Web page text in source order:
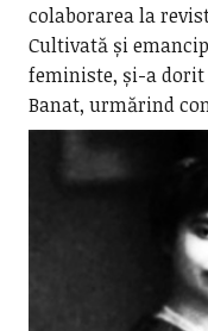
colaborarea la
Cultivată și
feministe, și-a
Banat, urmărind